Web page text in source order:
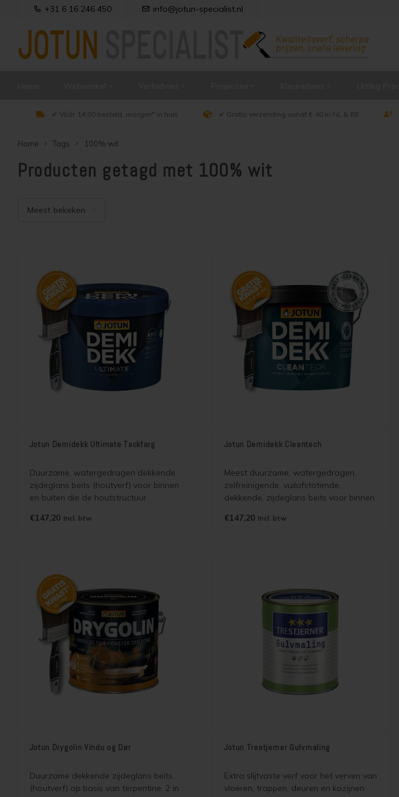
+31 6 16 246 450 info@jotun-specialist.nl
✔ Vóór 14:00 besteld, morgen* in huis ✔ Gratis verzending vanaf € 40 in NL & BE
Home Tags 100% wit
Producten getagd met 100% wit
Meest bekeken
Jotun Demidekk Ultimate Tackfarg
Duurzame, watergedragen dekkende
zijdeglans beits (houtverf) voor binnen
en buiten die de houtstructuur
onderhoudsintervallen mogelijk maakt.
€147,20 Incl. btw
Jotun Demidekk Cleantech
Meest duurzame, watergedragen,
zelfreinigende, vuilafstotende,
dekkende, zijdeglans beits voor binnen
accentueert en lange
€147,20 Incl. btw
Jotun Drygolin Vindu og Dør
Duurzame dekkende zijdeglans beits
(houtverf) op basis van terpentine. 2 in
Jotun Trestjerner Gulvmaling
Extra slijtvaste verf voor het verven van
vloeren, trappen, deuren en kozijnen